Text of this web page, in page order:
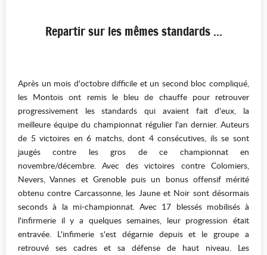
Repartir sur les mêmes standards ...
Après un mois d'octobre difficile et un second bloc compliqué,
les Montois ont remis le bleu de chauffe pour retrouver
progressivement les standards qui avaient fait d'eux, la
meilleure équipe du championnat régulier l'an dernier. Auteurs
de 5 victoires en 6 matchs, dont 4 consécutives, ils se sont
jaugés contre les gros de ce championnat en
novembre/décembre. Avec des victoires contre Colomiers,
Nevers, Vannes et Grenoble puis un bonus offensif mérité
obtenu contre Carcassonne, les Jaune et Noir sont désormais
seconds à la mi-championnat. Avec 17 blessés mobilisés à
l'infirmerie il y a quelques semaines, leur progression était
entravée. L'infimerie s'est dégarnie depuis et le groupe a
retrouvé ses cadres et sa défense de haut niveau. Les